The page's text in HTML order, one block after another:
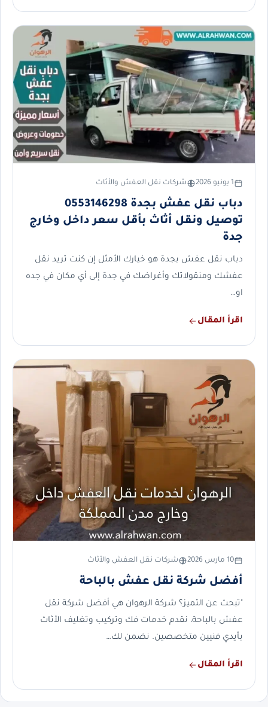
1 يونيو 2026 شركات نقل العفش والأثاث
دباب نقل عفش بجدة 0553146298
توصيل ونقل أثاث بأقل سعر داخل وخارج
جدة
دباب نقل عفش بجدة هو خيارك الأمثل إن كنت تريد نقل
عفشك ومنقولاتك وأغراضك في جدة إلى أي مكان في جده
او…
اقرأ المقال
10 مارس 2026 شركات نقل العفش والأثاث
أفضل شركة نقل عفش بالباحة
"تبحث عن التميز؟ شركة الرهوان هي أفضل شركة نقل
عفش بالباحة، نقدم خدمات فك وتركيب وتغليف الأثاث
بأيدي فنيين متخصصين. نضمن لك…
اقرأ المقال